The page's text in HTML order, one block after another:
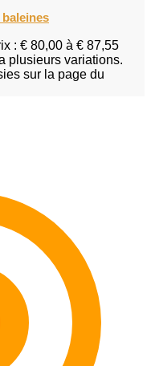
baleines
: € 80,00 à € 87,55
plusieurs variations.
sur la page du